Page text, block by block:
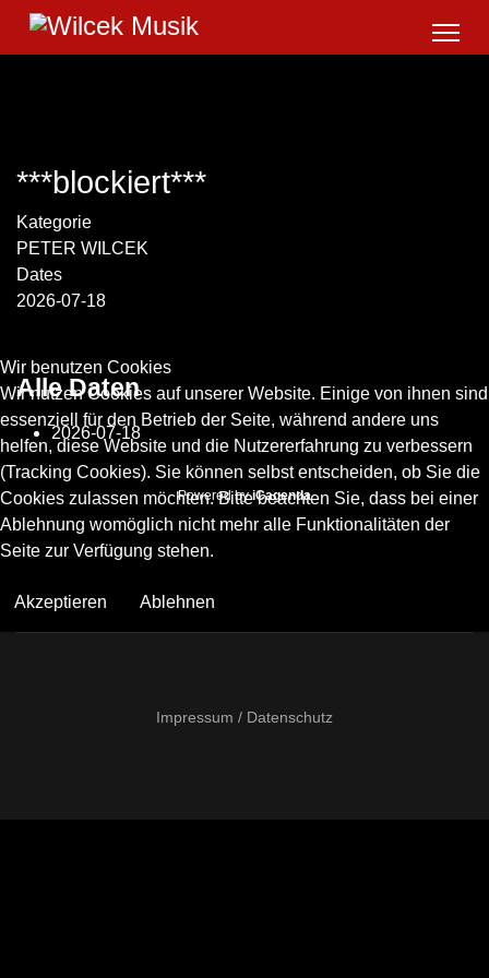
***blockiert***
Kategorie
PETER WILCEK
Dates
2026-07-18
Alle Daten
2026-07-18
Powered byiCagenda
Impressum / Datenschutz
Wir benutzen Cookies
Wir nutzen Cookies auf unserer Website. Einige von ihnen sind
essenziell für den Betrieb der Seite, während andere uns
helfen, diese Website und die Nutzererfahrung zu verbessern
(Tracking Cookies). Sie können selbst entscheiden, ob Sie die
Cookies zulassen möchten. Bitte beachten Sie, dass bei einer
Ablehnung womöglich nicht mehr alle Funktionalitäten der
Seite zur Verfügung stehen.
Akzeptieren Ablehnen